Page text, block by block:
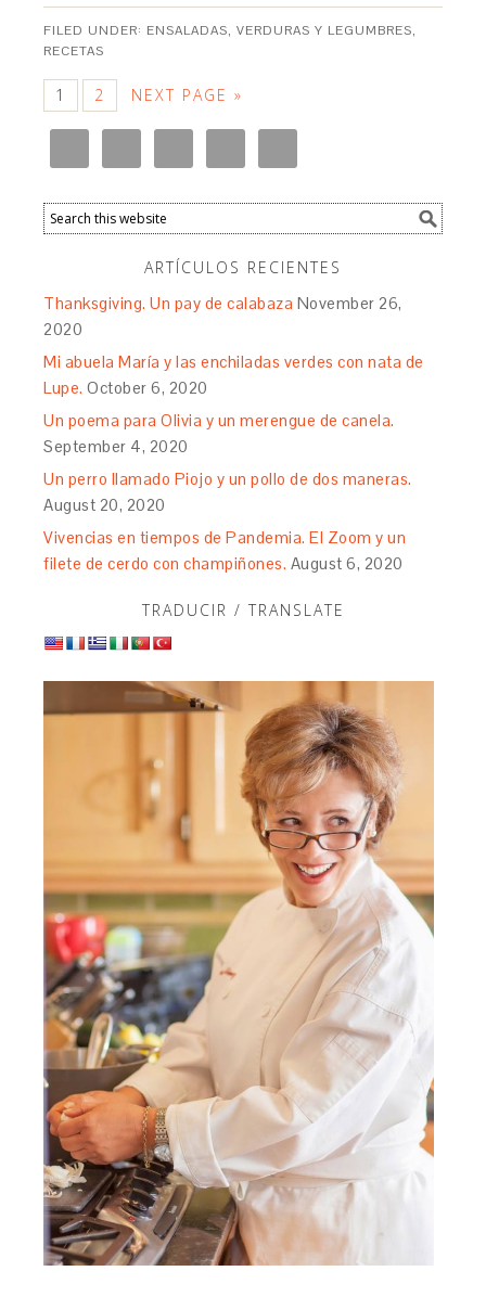
FILED UNDER: ENSALADAS, VERDURAS Y LEGUMBRES,
RECETAS
1 2 NEXT PAGE »
ARTÍCULOS RECIENTES
Thanksgiving. Un pay de calabaza November 26,
2020
Mi abuela María y las enchiladas verdes con nata de
Lupe. October 6, 2020
Un poema para Olivia y un merengue de canela.
September 4, 2020
Un perro llamado Piojo y un pollo de dos maneras.
August 20, 2020
Vivencias en tiempos de Pandemia. El Zoom y un
filete de cerdo con champiñones. August 6, 2020
TRADUCIR / TRANSLATE